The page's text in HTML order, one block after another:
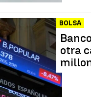
BOLSA
otra